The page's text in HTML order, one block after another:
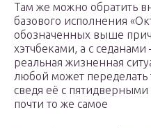
Там же можно обратить
базового исполнения
обозначенных выше
хэтчбеками, а с
реальная жизненная
любой может
сведя её с
почти то же самое